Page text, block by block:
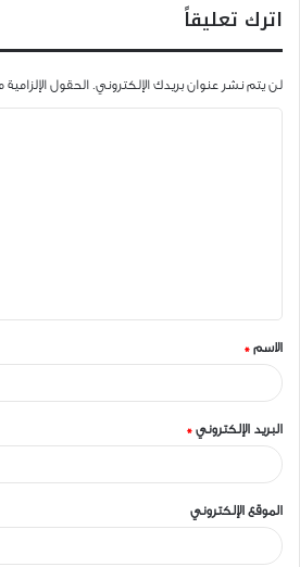
اترك تعليقاً
لن يتم نشر عنوان بريدك الإلكتروني. الحقول الإلزامية
ق
*الاسم *
البريد الإلكتروني *
الموقع الإلكتروني